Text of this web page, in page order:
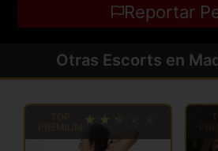
Reportar
Otras Escorts en